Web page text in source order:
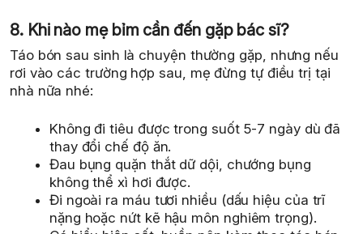
8. Khi nào mẹ bỉm cần đến gặp bác sĩ?
Táo bón sau sinh là chuyện thường gặp, nhưng nếu
rơi vào các trường hợp sau, mẹ đừng tự điều trị tại
nhà nữa nhé:
Không đi tiêu được trong suốt 5-7 ngày dù đã
thay đổi chế độ ăn.
Đau bụng quặn thắt dữ dội, chướng bụng
không thể xì hơi được.
Đi ngoài ra máu tươi nhiều (dấu hiệu của trĩ
nặng hoặc nứt kẽ hậu môn nghiêm trọng).